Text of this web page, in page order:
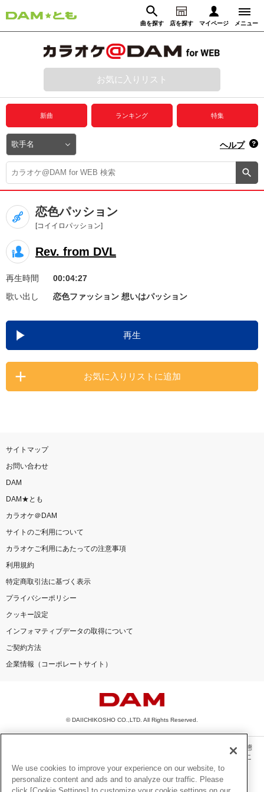
曲を探す 店を探す マイページ メニュー
動画からさがす 録音からさがす
ログイン
プレミアムサービス
DAM★とも動画
DAM★とも録音
カラオケ＠DAM
ユーザー検索
キャンペーン
お知らせ よくあるご質問
DAMの新曲・ランキングなど
カラオケ最新情報をチェック！
お気に入りリスト
新曲 ランキング 特集
ヘルプ
恋色パッション
[コイイロパッション]
Rev. from DVL
再生時間
00:04:27
歌い出し
恋色ファッション 想いはパッション
再生
お気に入りリストに追加
サイトマップ
お問い合わせ
DAM
DAM★とも
カラオケ＠DAM
サイトのご利用について
カラオケご利用にあたっての注意事項
利用規約
特定商取引法に基づく表示
プライバシーポリシー
クッキー設定
インフォマティブデータの取得について
ご契約方法
企業情報（コーポレートサイト）
© DAIICHIKOSHO CO.,LTD. All Rights Reserved.
このサイトに掲載されている一切の文章・画像・写真・動画・音声等を、手段や形態
を問わず、著作権法の定める範囲を超えて無断で複製、転載、ファイル化などするこ
とを禁じます。
楽曲及びコンテンツは、機種によりご利用いただけない場合があります。
We use cookies to improve your experience on our website, to
personalize content and ads and to analyze our traffic. Please